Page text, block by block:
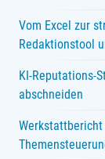
Vom Excel zur
Redaktionstool
KI-Reputations-
abschneiden
Werkstattbericht